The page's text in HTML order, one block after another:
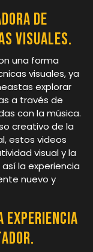
de
visuales.
una forma
visuales, ya
explorar
a través de
con la música.
creativo de la
estos videos
visual y la
la experiencia
nuevo y
experiencia